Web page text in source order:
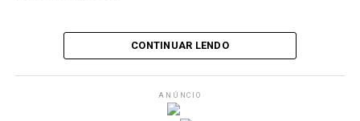
Janeiro pode gerar
prejuízos à competitividade
do estado”, afirmou o
presidente da Assembleia
Jayme estava em fase final detratamento que só foi
, para a realização de um procedimento de
transplante de células conhecido como “Car-T Cell
CONTINUAR LENDO
ANÚNCIO